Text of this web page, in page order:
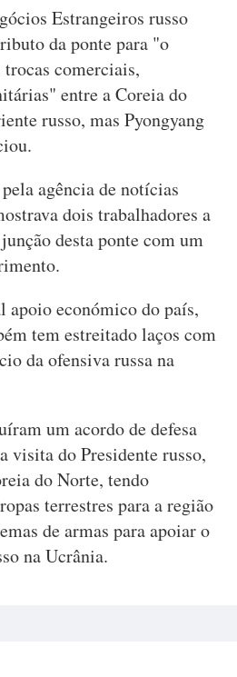
Estrangeiros russo
da ponte para "o
comerciais,
entre a Coreia do
russo, mas Pyongyang
agência de notícias
dois trabalhadores a
desta ponte com um
económico do país,
tem estreitado laços com
da ofensiva russa na
um acordo de defesa
visita do Presidente russo,
do Norte, tendo
terrestres para a região
de armas para apoiar o
na Ucrânia.